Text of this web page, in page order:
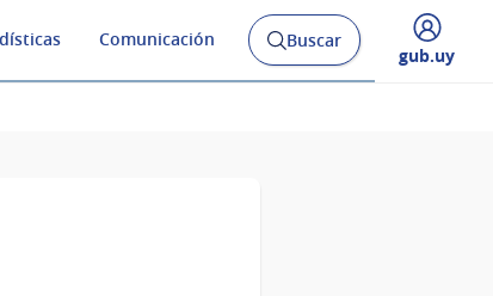
Comunicación
Abrir
buscador
Buscar
Desplegar
gub.uy